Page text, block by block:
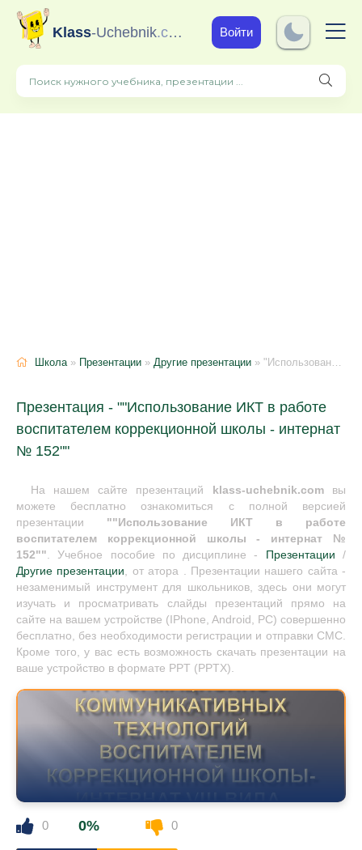
Klass-Uchebnik.com Войти
Школа» Презентации » Другие презентации » "Использование ИКТ в работе воспитателем коррекционной школы - интернат № 152"
Презентация - ""Использование ИКТ в работе
воспитателем коррекционной школы - интернат
№ 152""
На нашем сайте презентаций klass-uchebnik.comвы
можете бесплатно ознакомиться с полной версией
презентации ""Использование ИКТ в работе
воспитателем коррекционной школы - интернат №
152"". Учебное пособие по дисциплине - Презентации /
Другие презентации, от атора . Презентации нашего сайта -
незаменимый инструмент для школьников, здесь они могут
изучать и просматривать слайды презентаций прямо на
сайте на вашем устройстве (IPhone, Android, PC) совершенно
бесплатно, без необходимости регистрации и отправки СМС.
Кроме того, у вас есть возможность скачать презентации на
ваше устройство в формате PPT (PPTX).
0 0% 0